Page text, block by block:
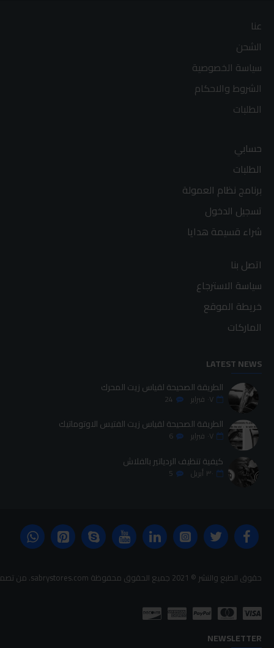
عنا
الشحن
سياسة الخصوصية
الشروط والاحكام
الطلبات
حسابي
الطلبات
برنامج نظام العمولة
تسجيل الدخول
شراء قسيمة هدايا
اتصل بنا
سياسة الاسترجاع
خريطة الموقع
الماركات
LATEST NEWS
الطريقة الصحيحة لقياس زيت المحرك
٠٧ فبراير 24
الطريقة الصحيحة لقياس زيت الفتيس الاوتوماتيك
٠٧ فبراير 6
كيفية تنظيف الردياتير بالفلاش
٣٠ أبريل 5
حقوق الطبع والنشر © 2021 جميع الحقوق محفوظة sabrystores.com. من تصميم-
NEWSLETTER